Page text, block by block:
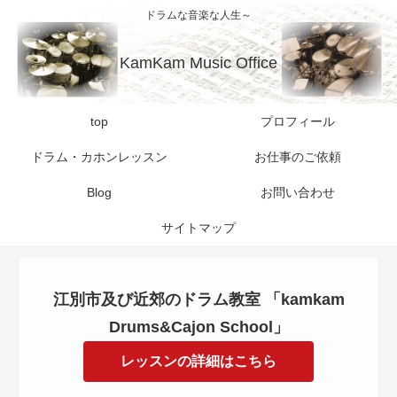
ドラムな音楽な人生～
KamKam Music Office
top プロフィール
ドラム・カホンレッスン お仕事のご依頼
Blog お問い合わせ
サイトマップ
江別市及び近郊のドラム教室 「kamkam
Drums&Cajon School」
レッスンの詳細はこちら